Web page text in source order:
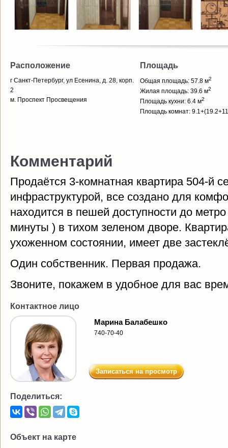
Расположение
г Санкт-Петербург, ул Есенина, д. 28, корп.
2
м. Проспект Просвещения
Площадь
Общая площадь: 57.8 м2
Жилая площадь: 39.6 м2
Площадь кухни: 6.4 м2
Площадь комнат:
Комментарий
Продаётся 3-комнатная квартира 504-й
инфраструктурой, все создано для
находится в пешей доступности до
минуты ) в тихом зеленом дворе.
ухоженном состоянии, имеет две
Один собственник. Первая продажа.
Звоните, покажем в удобное для вас
Контактное лицо
Марина Балабешко
740-70-40
Записаться на просмотр
Поделиться:
Объект на карте